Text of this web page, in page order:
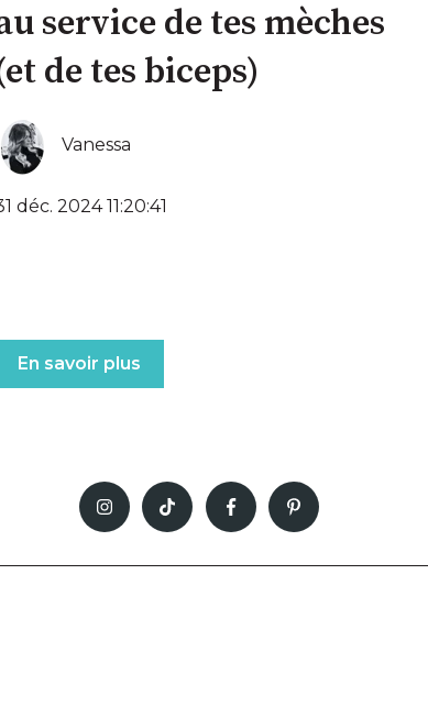
service de tes mèches
de tes biceps)
Vanessa
déc. 2024 11:20:41
En savoir plus